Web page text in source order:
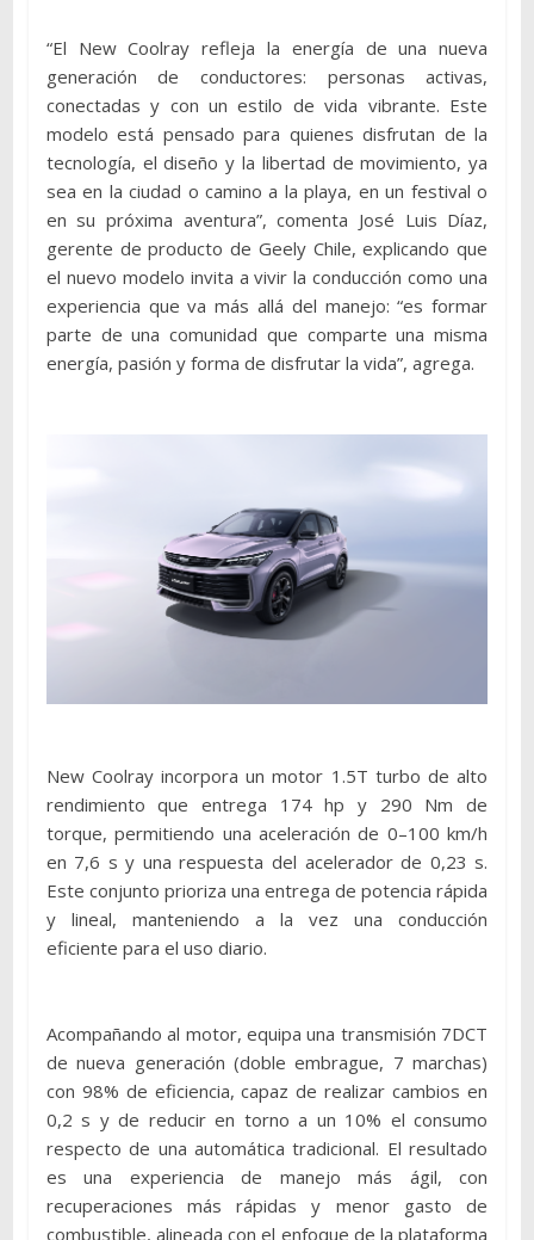
“El New Coolray refleja la energía de una nueva
generación de conductores: personas activas,
conectadas y con un estilo de vida vibrante. Este
modelo está pensado para quienes disfrutan de la
tecnología, el diseño y la libertad de movimiento, ya
sea en la ciudad o camino a la playa, en un festival o
en su próxima aventura”, comenta José Luis Díaz,
gerente de producto de Geely Chile, explicando que
el nuevo modelo invita a vivir la conducción como una
experiencia que va más allá del manejo: “es formar
parte de una comunidad que comparte una misma
energía, pasión y forma de disfrutar la vida”, agrega.
New Coolray incorpora un motor 1.5T turbo de alto
rendimiento que entrega 174 hp y 290 Nm de
torque, permitiendo una aceleración de 0–100 km/h
en 7,6 s y una respuesta del acelerador de 0,23 s.
Este conjunto prioriza una entrega de potencia rápida
y lineal, manteniendo a la vez una conducción
eficiente para el uso diario.
Acompañando al motor, equipa una transmisión 7DCT
de nueva generación (doble embrague, 7 marchas)
con 98% de eficiencia, capaz de realizar cambios en
0,2 s y de reducir en torno a un 10% el consumo
respecto de una automática tradicional. El resultado
es una experiencia de manejo más ágil, con
recuperaciones más rápidas y menor gasto de
combustible, alineada con el enfoque de la plataforma